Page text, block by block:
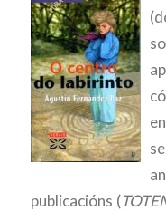
publicacións (